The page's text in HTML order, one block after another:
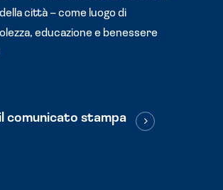
città – come luogo di
educazione e benessere
comunicato stampa